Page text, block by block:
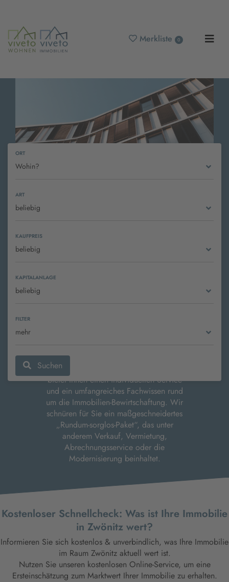
Merkliste 0
Unser engagiertes und kompetentes Team
bietet Ihnen einen individuellen Service
und ein umfangreiches Fachwissen rund
um die Immobilien-Bewirtschaftung. Wir
schnüren für Sie ein maßgeschneidertes
„Rundum-sorglos-Paket“, das unter
anderem Verkauf, Vermietung,
Abrechnungsservice oder die
Modernisierung beinhaltet.
ORT
Wohin?
ART
beliebig
KAUFPREIS
beliebig
KAPITALANLAGE
beliebig
FILTER
mehr
Suchen
Kostenloser Schnellcheck: Was ist Ihre Immobilie
in Zwönitz wert?
Informieren Sie sich kostenlos & unverbindlich, was Ihre Immobilie
im Raum Zwönitz aktuell wert ist.
Nutzen Sie unseren kostenlosen Online-Service, um eine
Ersteinschätzung zum Marktwert Ihrer Immobilie zu erhalten.